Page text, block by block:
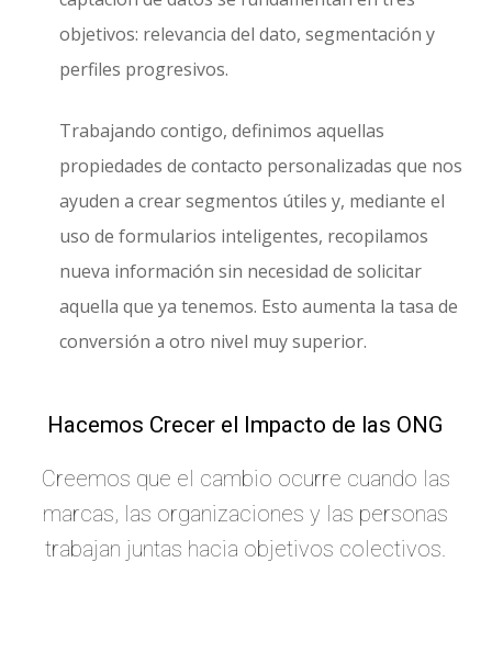
objetivos: relevancia del dato, segmentación y
perfiles progresivos.
Trabajando contigo, definimos aquellas
propiedades de contacto personalizadas que nos
ayuden a crear segmentos útiles y, mediante el
uso de formularios inteligentes, recopilamos
nueva información sin necesidad de solicitar
aquella que ya tenemos. Esto aumenta la tasa de
conversión a otro nivel muy superior.
Hacemos Crecer el Impacto de las ONG
Creemos que el cambio ocurre cuando las
marcas, las organizaciones y las personas
trabajan juntas hacia objetivos colectivos.